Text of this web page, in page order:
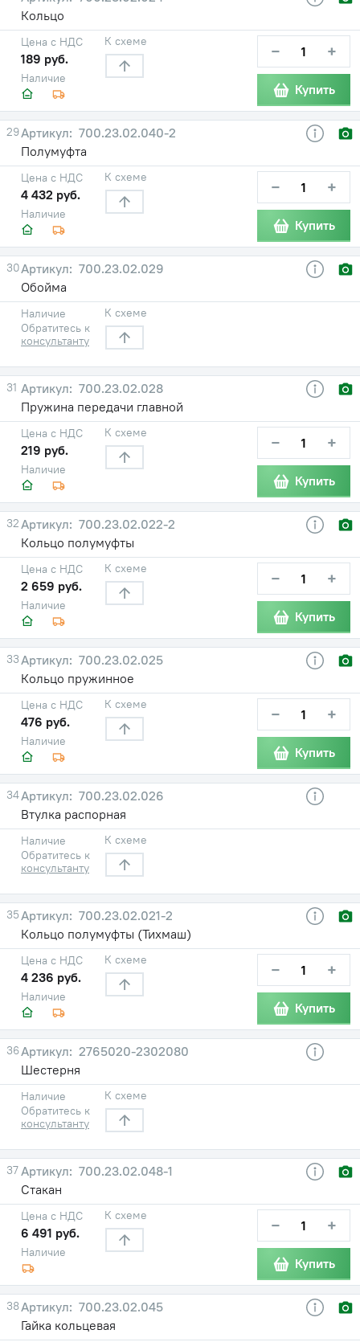
Кольцо
Наличие
Цена с НДС
189 руб.
К схеме − +
Купить
29
700.23.02.040-2
Полумуфта
Наличие
Цена с НДС
4 432 руб.
К схеме − +
Купить
30
700.23.02.029
Обойма
Наличие
Обратитесь к
консультанту
К схеме
31
700.23.02.028
Пружина передачи главной
Наличие
Цена с НДС
219 руб.
К схеме − +
Купить
32
700.23.02.022-2
Кольцо полумуфты
Наличие
Цена с НДС
2 659 руб.
К схеме − +
Купить
33
700.23.02.025
Кольцо пружинное
Наличие
Цена с НДС
476 руб.
К схеме − +
Купить
34
700.23.02.026
Втулка распорная
Наличие
Обратитесь к
консультанту
К схеме
35
700.23.02.021-2
Кольцо полумуфты (Тихмаш)
Наличие
Цена с НДС
4 236 руб.
К схеме − +
Купить
36
2765020-2302080
Шестерня
Наличие
Обратитесь к
консультанту
К схеме
37
700.23.02.048-1
Стакан
Наличие
Цена с НДС
6 491 руб.
К схеме − +
Купить
38
700.23.02.045
Гайка кольцевая